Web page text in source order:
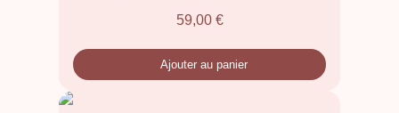
59,00 €
Ajouter au panier